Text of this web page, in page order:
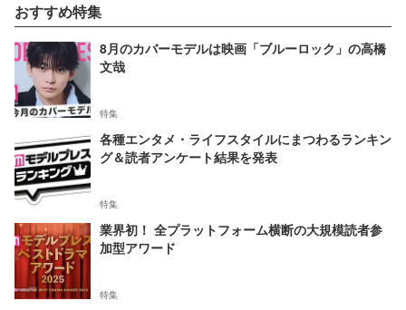
おすすめ特集
8月のカバーモデルは映画「ブルーロック」の高橋
文哉
特集
各種エンタメ・ライフスタイルにまつわるランキン
グ＆読者アンケート結果を発表
特集
業界初！ 全プラットフォーム横断の大規模読者参
加型アワード
特集